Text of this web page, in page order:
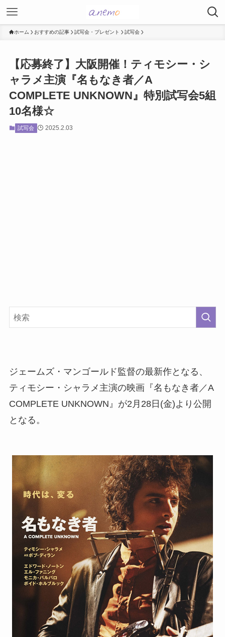
ホーム おすすめの記事 試写会・プレゼント 試写会
【応募終了】大阪開催！ティモシー・シ
ャラメ主演『名もなき者／A
COMPLETE UNKNOWN』特別試写会5組
10名様☆
試写会 2025.2.03
ジェームズ・マンゴールド監督の最新作となる、
ティモシー・シャラメ主演の映画『名もなき者／A
COMPLETE UNKNOWN』が2月28日(金)より公開
となる。